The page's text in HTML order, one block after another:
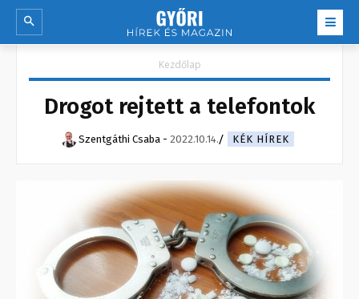
Kezdőlap
Drogot rejtett a telefontok
Szentgáthi Csaba - 2022.10.14. KÉK HÍREK